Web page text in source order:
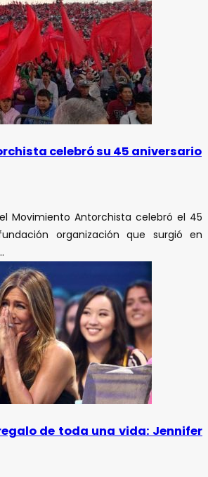
celebró su 45 aniversario
Movimiento Antorchista celebró el 45
organización que surgió en
de toda una vida: Jennifer